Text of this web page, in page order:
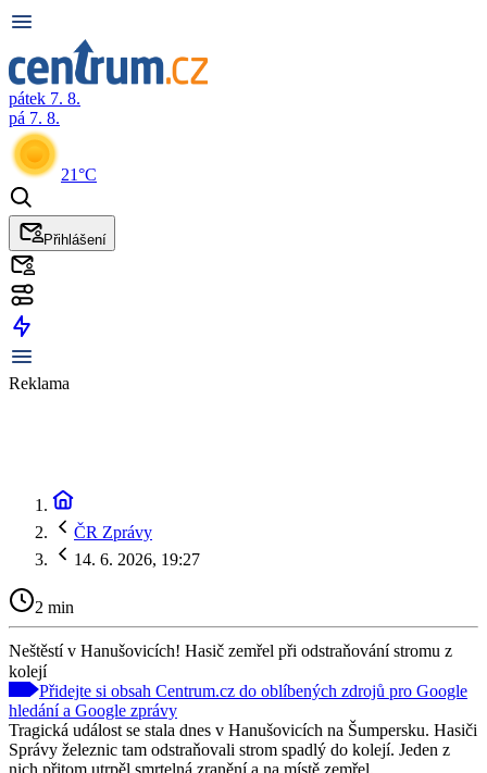
pátek 7. 8.
pá 7. 8.
21°C
Přihlášení
Reklama
ČR Zprávy
14. 6. 2026, 19:27
2 min
Neštěstí v Hanušovicích! Hasič zemřel při odstraňování stromu z
kolejí
Přidejte si obsah Centrum.cz do oblíbených zdrojů pro Google
hledání a Google zprávy
Tragická událost se stala dnes v Hanušovicích na Šumpersku. Hasiči
Správy železnic tam odstraňovali strom spadlý do kolejí. Jeden z
nich přitom utrpěl smrtelná zranění a na místě zemřel.